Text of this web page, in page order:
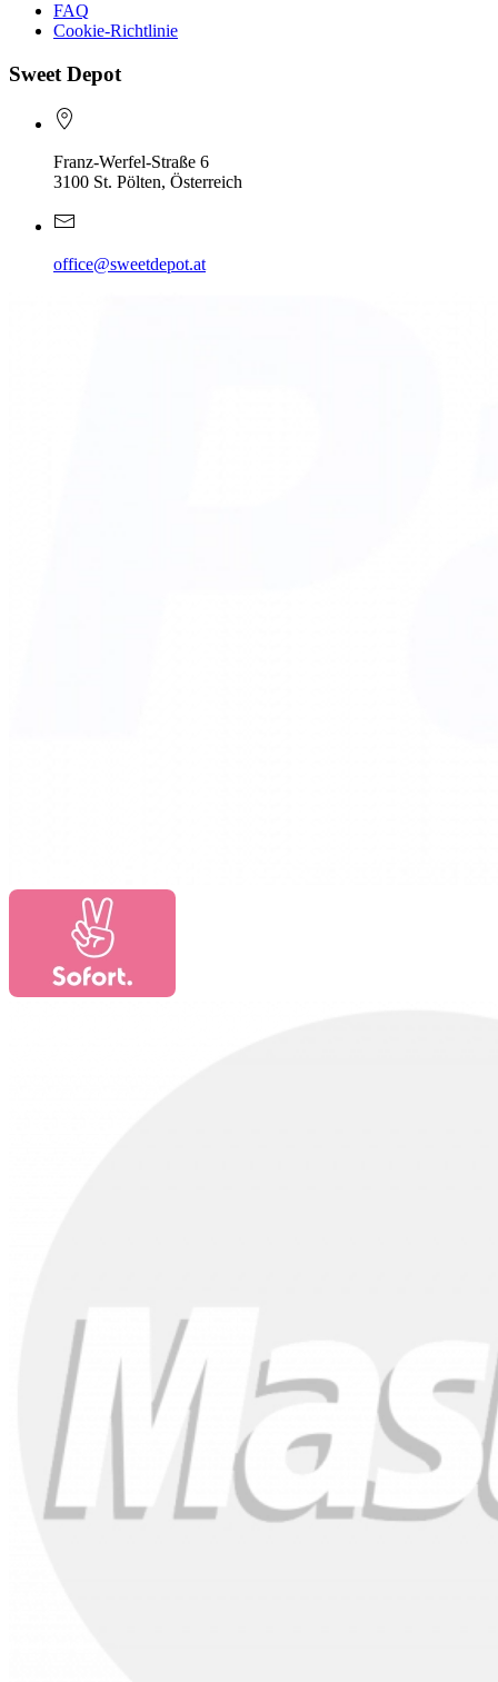
FAQ
Cookie-Richtlinie
Sweet Depot
Franz-Werfel-Straße 6
3100 St. Pölten, Österreich
office@sweetdepot.at